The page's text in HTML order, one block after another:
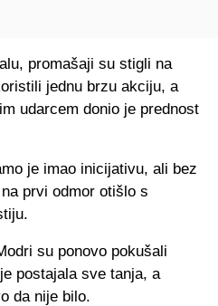
promašaji su stigli na
jednu brzu akciju, a
udarcem donio je prednost
je imao inicijativu, ali bez
prvi odmor otišlo s
su ponovo pokušali
postajala sve tanja, a
da nije bilo.